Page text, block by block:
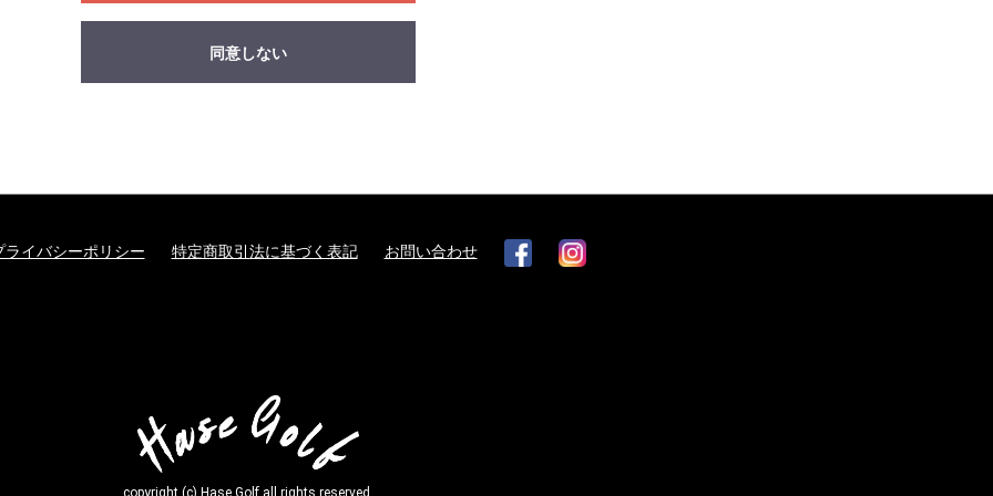
同意しない
ライバシーポリシー 特定商取引法に基づく表記 お問い合わせ
copyright (c) Hase Golf all rights reserved.